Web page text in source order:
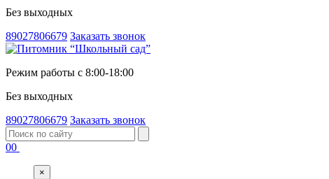
Без выходных
89027806679 Заказать звонок
Режим работы с 8:00-18:00
Без выходных
89027806679 Заказать звонок
00
×